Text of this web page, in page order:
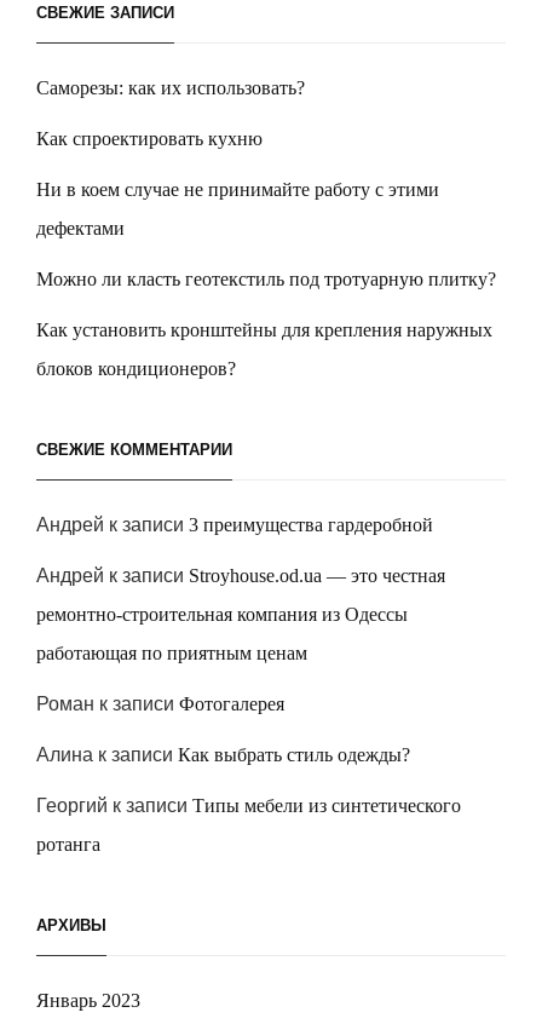
СВЕЖИЕ ЗАПИСИ
Саморезы: как их использовать?
Как спроектировать кухню
Ни в коем случае не принимайте работу с этими
дефектами
Можно ли класть геотекстиль под тротуарную плитку?
Как установить кронштейны для крепления наружных
блоков кондиционеров?
СВЕЖИЕ КОММЕНТАРИИ
Андрей к записи 3 преимущества гардеробной
Андрей к записи Stroyhouse.od.ua — это честная
ремонтно-строительная компания из Одессы
работающая по приятным ценам
Роман к записи Фотогалерея
Алина к записи Как выбрать стиль одежды?
Георгий к записи Типы мебели из синтетического
ротанга
АРХИВЫ
Январь 2023